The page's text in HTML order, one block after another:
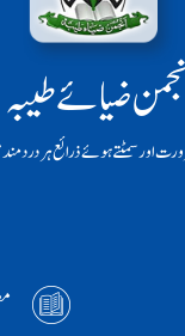
ضیائے طیبہ
اور سمٹتے ہوئے ذرائع ہر